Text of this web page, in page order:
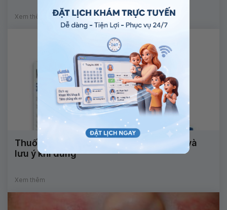
Xem thêm
Thuốc Mycamine: Công dụng, chỉ định và
lưu ý khi dùng
Xem thêm